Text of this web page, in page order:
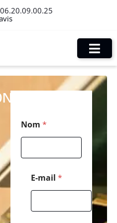
06.20.09.00.25
Nom *
E-mail *
o
n
e